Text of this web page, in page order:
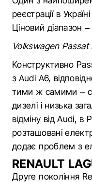
реєстрації в
Ціновий діапазон
Volkswagen Passat
Конструктивно
з Audi A6,
тими ж самими –
дизелі і низька
відміну від Audi,
розташовані
додає проблем з
RENAULT
Друге покоління